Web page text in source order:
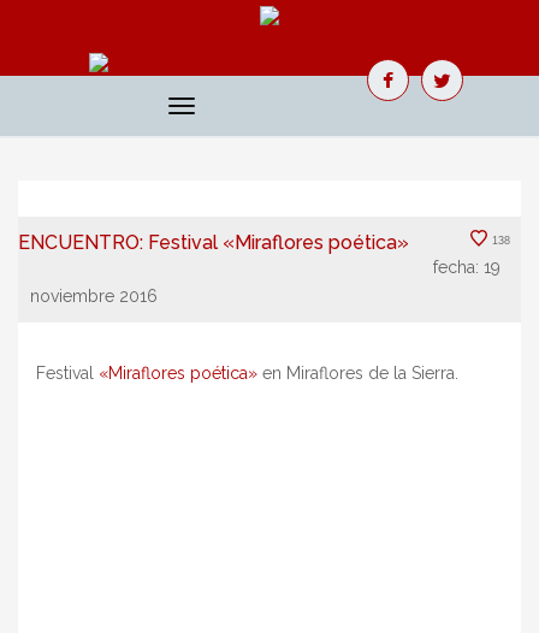
Toggle
navigation
ENCUENTRO: Festival «Miraflores poética» 138
fecha: 19
noviembre 2016
Festival «Miraflores poética» en Miraflores de la Sierra.